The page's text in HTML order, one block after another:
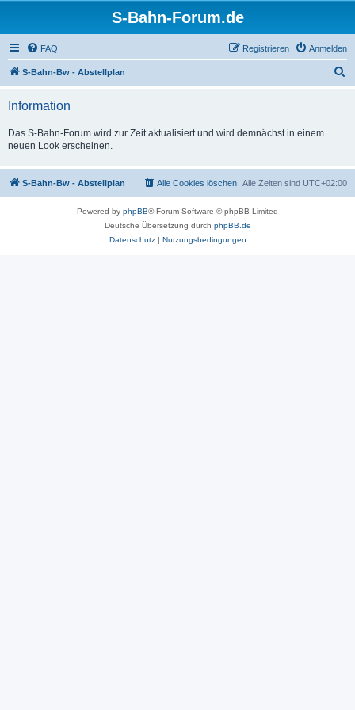
S-Bahn-Forum.de
FAQ Anmelden
Registrieren
S-Bahn-Bw - Abstellplan
Information
Das S-Bahn-Forum wird zur Zeit aktualisiert und wird demnächst in einem
neuen Look erscheinen.
S-Bahn-Bw - Abstellplan Alle Zeiten sind UTC+02:00
Alle Cookies löschen
Powered by phpBB® Forum Software © phpBB Limited
Deutsche Übersetzung durch phpBB.de
Datenschutz| Nutzungsbedingungen